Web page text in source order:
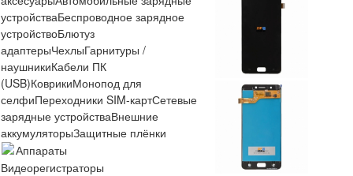
устройстваБеспроводное зарядное
устройствоБлютуз
адаптерыЧехлыГарнитуры /
наушникиКабели ПК
(USB)КоврикиМонопод для
селфиПереходники SIM-картСетевые
зарядные устройстваВнешние
аккумуляторыЗащитные плёнки
Аппараты
Видеорегистраторы